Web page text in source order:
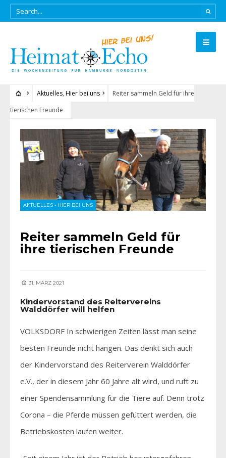
Aktuelles, Hier bei uns
Reiter sammeln Geld für ihre
tierischen Freunde
AKTUELLES • HIER BEI UNS
Reiter sammeln Geld für
ihre tierischen Freunde
31. MÄRZ 2021
Kindervorstand des Reitervereins
Walddörfer will helfen
VOLKSDORF In schwierigen Zeiten lässt man seine
besten Freunde nicht hängen. Das denkt sich auch
der Kindervorstand des Reiterverein Walddörfer
e.V., der in diesem Jahr 60 Jahre alt wird, und ruft zu
einer Spendensammlung für die Tiere auf. Denn trotz
Corona – die Pferde müssen gefüttert werden, die
Betriebskosten laufen weiter.